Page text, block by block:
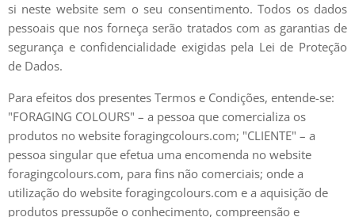
si neste website sem o seu consentimento. Todos os dados
pessoais que nos forneça serão tratados com as garantias de
segurança e confidencialidade exigidas pela Lei de Proteção
de Dados.
Para efeitos dos presentes Termos e Condições, entende-se:
"FORAGING COLOURS" – a pessoa que comercializa os
produtos no website foragingcolours.com; "CLIENTE" – a
pessoa singular que efetua uma encomenda no website
foragingcolours.com, para fins não comerciais; onde a
utilização do website foragingcolours.com e a aquisição de
produtos pressupõe o conhecimento, compreensão e